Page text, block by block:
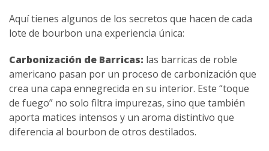
Aquí tienes algunos de los secretos que hacen de cada
lote de bourbon una experiencia única:
Carbonización de Barricas: las barricas de roble
americano pasan por un proceso de carbonización que
crea una capa ennegrecida en su interior. Este “toque
de fuego” no solo filtra impurezas, sino que también
aporta matices intensos y un aroma distintivo que
diferencia al bourbon de otros destilados.